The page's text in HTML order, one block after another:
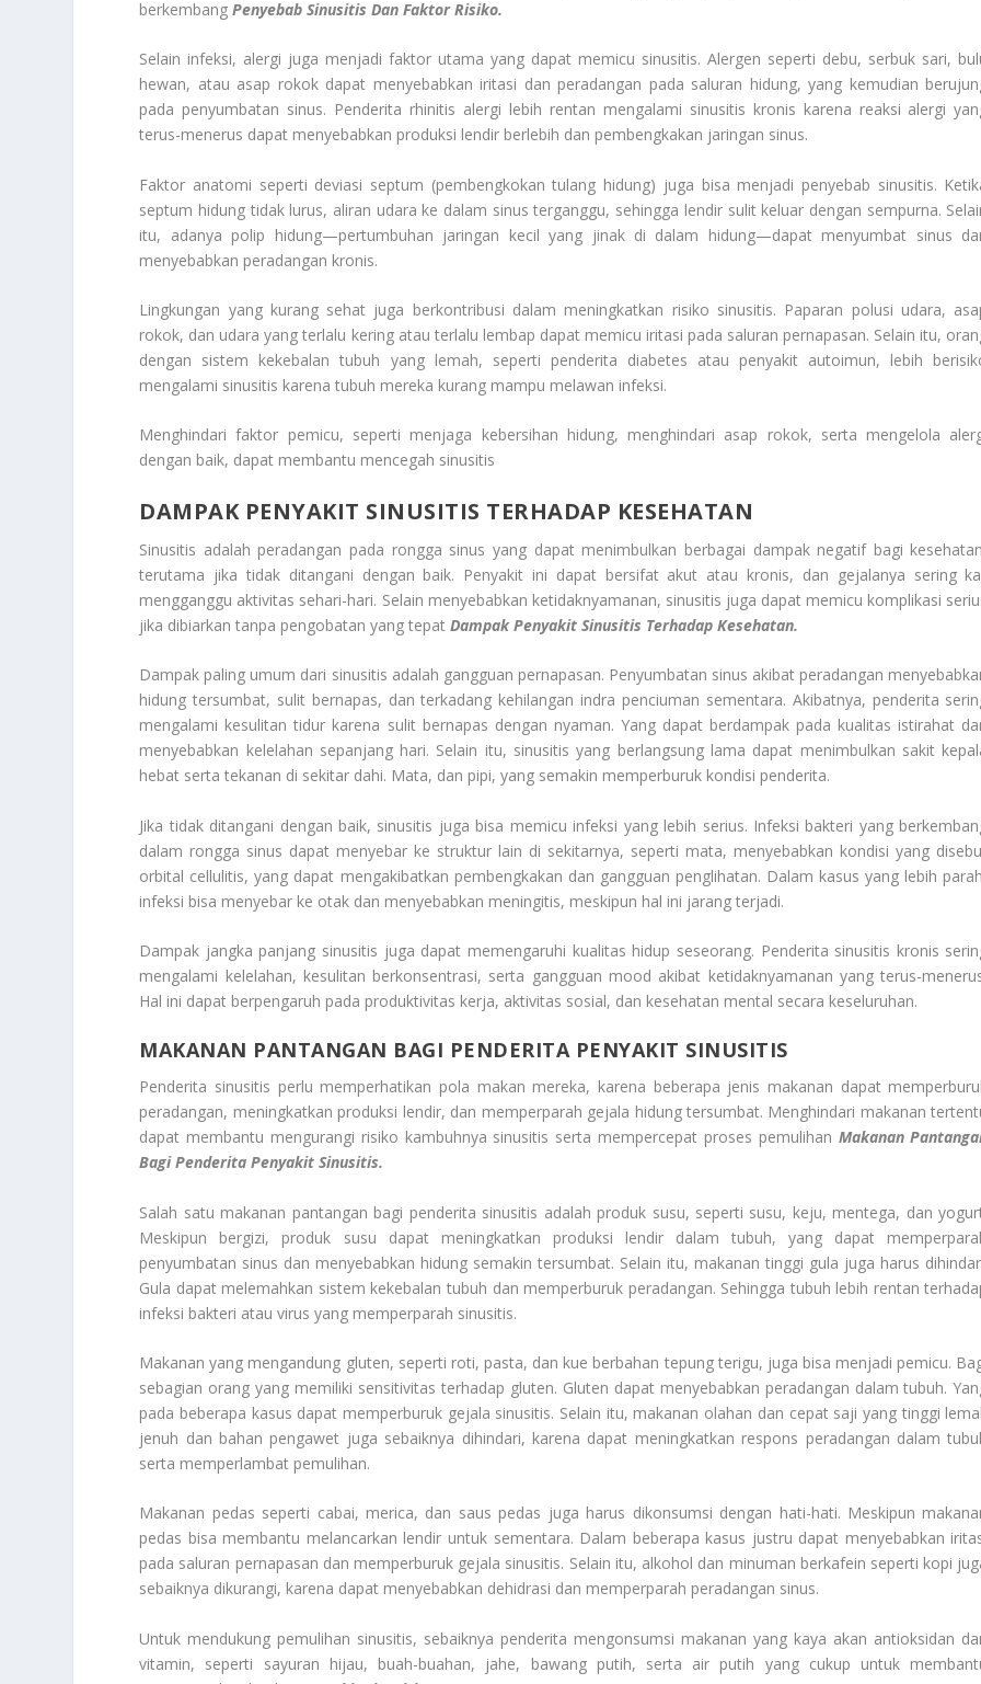
berkembang Penyebab Sinusitis Dan Faktor Risiko.
Selain infeksi, alergi juga menjadi faktor utama yang dapat memicu sinusitis. Alergen seperti debu, serbuk sari,
hewan, atau asap rokok dapat menyebabkan iritasi dan peradangan pada saluran hidung, yang kemudian
pada penyumbatan sinus. Penderita rhinitis alergi lebih rentan mengalami sinusitis kronis karena reaksi alergi
terus-menerus dapat menyebabkan produksi lendir berlebih dan pembengkakan jaringan sinus.
Faktor anatomi seperti deviasi septum (pembengkokan tulang hidung) juga bisa menjadi penyebab sinusitis.
septum hidung tidak lurus, aliran udara ke dalam sinus terganggu, sehingga lendir sulit keluar dengan sempurna.
itu, adanya polip hidung—pertumbuhan jaringan kecil yang jinak di dalam hidung—dapat menyumbat sinus
menyebabkan peradangan kronis.
Lingkungan yang kurang sehat juga berkontribusi dalam meningkatkan risiko sinusitis. Paparan polusi udara,
rokok, dan udara yang terlalu kering atau terlalu lembap dapat memicu iritasi pada saluran pernapasan. Selain itu,
dengan sistem kekebalan tubuh yang lemah, seperti penderita diabetes atau penyakit autoimun, lebih
mengalami sinusitis karena tubuh mereka kurang mampu melawan infeksi.
Menghindari faktor pemicu, seperti menjaga kebersihan hidung, menghindari asap rokok, serta mengelola
dengan baik, dapat membantu mencegah sinusitis
DAMPAK PENYAKIT SINUSITIS TERHADAP KESEHATAN
Sinusitis adalah peradangan pada rongga sinus yang dapat menimbulkan berbagai dampak negatif bagi
terutama jika tidak ditangani dengan baik. Penyakit ini dapat bersifat akut atau kronis, dan gejalanya sering
mengganggu aktivitas sehari-hari. Selain menyebabkan ketidaknyamanan, sinusitis juga dapat memicu komplikasi
jika dibiarkan tanpa pengobatan yang tepat Dampak Penyakit Sinusitis Terhadap Kesehatan.
Dampak paling umum dari sinusitis adalah gangguan pernapasan. Penyumbatan sinus akibat peradangan
hidung tersumbat, sulit bernapas, dan terkadang kehilangan indra penciuman sementara. Akibatnya, penderita
mengalami kesulitan tidur karena sulit bernapas dengan nyaman. Yang dapat berdampak pada kualitas istirahat
menyebabkan kelelahan sepanjang hari. Selain itu, sinusitis yang berlangsung lama dapat menimbulkan sakit
hebat serta tekanan di sekitar dahi. Mata, dan pipi, yang semakin memperburuk kondisi penderita.
Jika tidak ditangani dengan baik, sinusitis juga bisa memicu infeksi yang lebih serius. Infeksi bakteri yang
dalam rongga sinus dapat menyebar ke struktur lain di sekitarnya, seperti mata, menyebabkan kondisi yang
orbital cellulitis, yang dapat mengakibatkan pembengkakan dan gangguan penglihatan. Dalam kasus yang lebih
infeksi bisa menyebar ke otak dan menyebabkan meningitis, meskipun hal ini jarang terjadi.
Dampak jangka panjang sinusitis juga dapat memengaruhi kualitas hidup seseorang. Penderita sinusitis kronis
mengalami kelelahan, kesulitan berkonsentrasi, serta gangguan mood akibat ketidaknyamanan yang terus-
Hal ini dapat berpengaruh pada produktivitas kerja, aktivitas sosial, dan kesehatan mental secara keseluruhan.
MAKANAN PANTANGAN BAGI PENDERITA PENYAKIT SINUSITIS
Penderita sinusitis perlu memperhatikan pola makan mereka, karena beberapa jenis makanan dapat
peradangan, meningkatkan produksi lendir, dan memperparah gejala hidung tersumbat. Menghindari makanan
dapat membantu mengurangi risiko kambuhnya sinusitis serta mempercepat proses pemulihan Makanan
Bagi Penderita Penyakit Sinusitis.
Salah satu makanan pantangan bagi penderita sinusitis adalah produk susu, seperti susu, keju, mentega, dan
Meskipun bergizi, produk susu dapat meningkatkan produksi lendir dalam tubuh, yang dapat
penyumbatan sinus dan menyebabkan hidung semakin tersumbat. Selain itu, makanan tinggi gula juga harus
Gula dapat melemahkan sistem kekebalan tubuh dan memperburuk peradangan. Sehingga tubuh lebih rentan
infeksi bakteri atau virus yang memperparah sinusitis.
Makanan yang mengandung gluten, seperti roti, pasta, dan kue berbahan tepung terigu, juga bisa menjadi pemicu.
sebagian orang yang memiliki sensitivitas terhadap gluten. Gluten dapat menyebabkan peradangan dalam tubuh.
pada beberapa kasus dapat memperburuk gejala sinusitis. Selain itu, makanan olahan dan cepat saji yang tinggi
jenuh dan bahan pengawet juga sebaiknya dihindari, karena dapat meningkatkan respons peradangan dalam
serta memperlambat pemulihan.
Makanan pedas seperti cabai, merica, dan saus pedas juga harus dikonsumsi dengan hati-hati. Meskipun
pedas bisa membantu melancarkan lendir untuk sementara. Dalam beberapa kasus justru dapat menyebabkan
pada saluran pernapasan dan memperburuk gejala sinusitis. Selain itu, alkohol dan minuman berkafein seperti kopi
sebaiknya dikurangi, karena dapat menyebabkan dehidrasi dan memperparah peradangan sinus.
Untuk mendukung pemulihan sinusitis, sebaiknya penderita mengonsumsi makanan yang kaya akan antioksidan
vitamin, seperti sayuran hijau, buah-buahan, jahe, bawang putih, serta air putih yang cukup untuk